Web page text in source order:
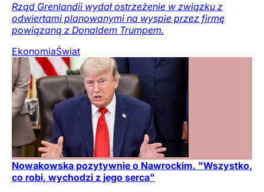
Rząd Grenlandii wydał ostrzeżenie w związku z
odwiertami planowanymi na wyspie przez firmę
powiązaną z Donaldem Trumpem.
EkonomiaŚwiat
Nowakowska pozytywnie o Nawrockim. "Wszystko,
co robi, wychodzi z jego serca"